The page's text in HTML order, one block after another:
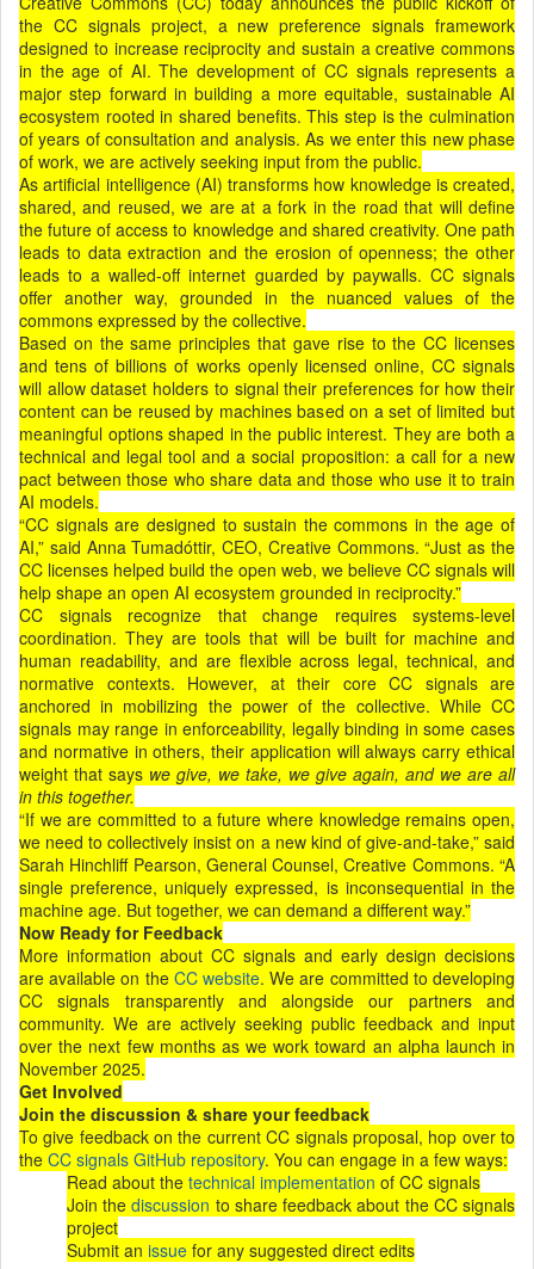
the CC signals project, a new preference signals framework
designed to increase reciprocity and sustain a creative commons
in the age of AI. The development of CC signals represents a
major step forward in building a more equitable, sustainable AI
ecosystem rooted in shared benefits. This step is the culmination
of years of consultation and analysis. As we enter this new phase
of work, we are actively seeking input from the public.
As artificial intelligence (AI) transforms how knowledge is created,
shared, and reused, we are at a fork in the road that will define
the future of access to knowledge and shared creativity. One path
leads to data extraction and the erosion of openness; the other
leads to a walled-off internet guarded by paywalls. CC signals
offer another way, grounded in the nuanced values of the
commons expressed by the collective.
Based on the same principles that gave rise to the CC licenses
and tens of billions of works openly licensed online, CC signals
will allow dataset holders to signal their preferences for how their
content can be reused by machines based on a set of limited but
meaningful options shaped in the public interest. They are both a
technical and legal tool and a social proposition: a call for a new
pact between those who share data and those who use it to train
AI models.
“CC signals are designed to sustain the commons in the age of
AI,” said Anna Tumadóttir, CEO, Creative Commons. “Just as the
CC licenses helped build the open web, we believe CC signals will
help shape an open AI ecosystem grounded in reciprocity.”
CC signals recognize that change requires systems-level
coordination. They are tools that will be built for machine and
human readability, and are flexible across legal, technical, and
normative contexts. However, at their core CC signals are
anchored in mobilizing the power of the collective. While CC
signals may range in enforceability, legally binding in some cases
and normative in others, their application will always carry ethical
weight that says we give, we take, we give again, and we are all
in this together.
“If we are committed to a future where knowledge remains open,
we need to collectively insist on a new kind of give-and-take,” said
Sarah Hinchliff Pearson, General Counsel, Creative Commons. “A
single preference, uniquely expressed, is inconsequential in the
machine age. But together, we can demand a different way.”
Now Ready for Feedback
More information about CC signals and early design decisions
are available on the CC website. We are committed to developing
CC signals transparently and alongside our partners and
community. We are actively seeking public feedback and input
over the next few months as we work toward an alpha launch in
November 2025.
Get Involved
Join the discussion & share your feedback
To give feedback on the current CC signals proposal, hop over to
the CC signals GitHub repository. You can engage in a few ways:
Read about the technical implementation of CC signals
Join thediscussion to share feedback about the CC signals
project
Submit an issue for any suggested direct edits